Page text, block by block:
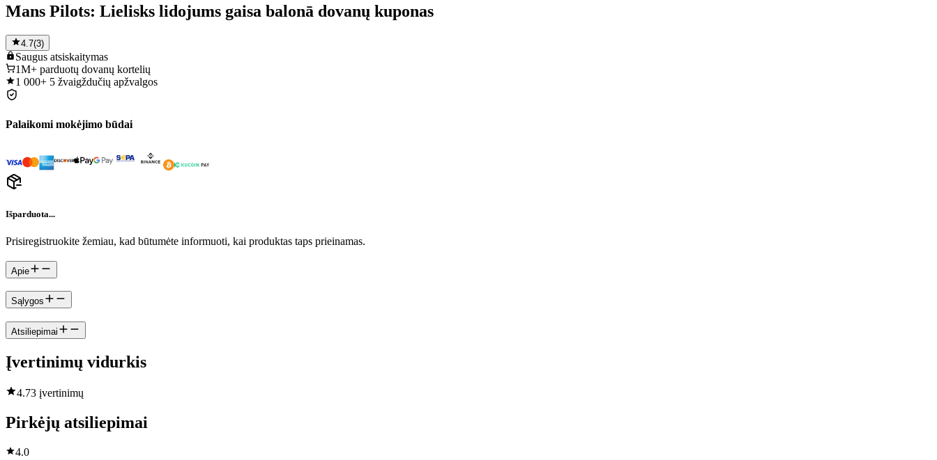
Mans Pilots: Lielisks lidojums gaisa balonā dovanų kuponas
4.7(3)
Saugus atsiskaitymas
1M+ parduotų dovanų kortelių
1 000+ 5 žvaigždučių apžvalgos
Palaikomi mokėjimo būdai
Išparduota...
Prisiregistruokite žemiau, kad būtumėte informuoti, kai produktas taps prieinamas.
Apie
Sąlygos
Atsiliepimai
Įvertinimų vidurkis
4.73 įvertinimų
Pirkėjų atsiliepimai
4.0